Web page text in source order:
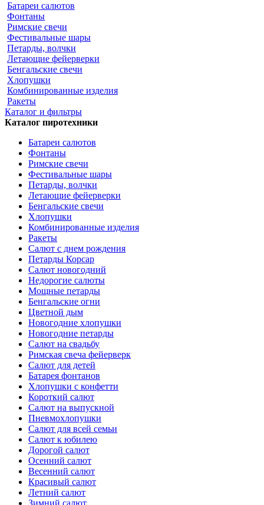
Батареи салютов
Фонтаны
Римские свечи
Фестивальные шары
Петарды, волчки
Летающие фейерверки
Бенгальские свечи
Хлопушки
Комбинированные изделия
Ракеты
Каталог и фильтры
Каталог пиротехники
Батареи салютов
Фонтаны
Римские свечи
Фестивальные шары
Петарды, волчки
Летающие фейерверки
Бенгальские свечи
Хлопушки
Комбинированные изделия
Ракеты
Салют с днем рождения
Петарды Корсар
Салют новогодний
Недорогие салюты
Мощные петарды
Бенгальские огни
Цветной дым
Новогодние хлопушки
Новогодние петарды
Салют на свадьбу
Римская свеча фейерверк
Салют для детей
Батарея фонтанов
Хлопушки с конфетти
Короткий салют
Салют на выпускной
Пневмохлопушки
Салют для всей семьи
Салют к юбилею
Дорогой салют
Осенний салют
Весенний салют
Красивый салют
Летний салют
Зимний салют